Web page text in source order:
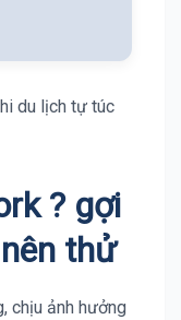
du lịch tự túc
? gợi
thử
chịu ảnh hưởng